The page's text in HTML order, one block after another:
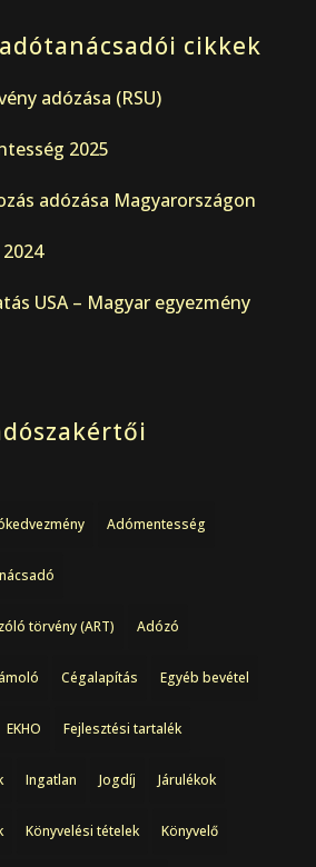
cikkek
adózása (RSU)
2025
adózása Magyarországon
USA – Magyar egyezmény
Adómentesség
törvény (ART) Adózó
Cégalapítás Egyéb bevétel
EKHO Fejlesztési tartalék
Ingatlan Jogdíj Járulékok
Könyvelési tételek Könyvelő